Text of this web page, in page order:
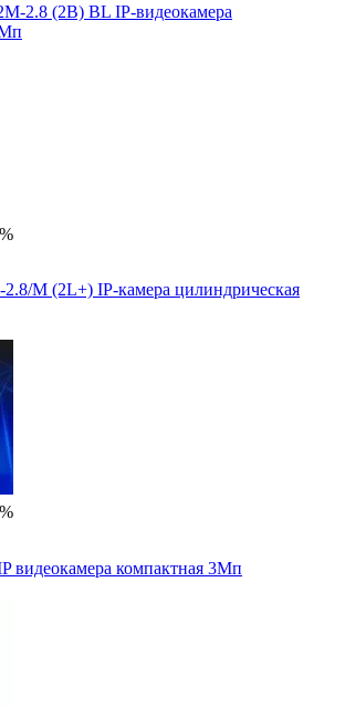
2.8 (2B) BL IP-видеокамера
M (2L+) IP-камера цилиндрическая
видеокамера компактная 3Мп